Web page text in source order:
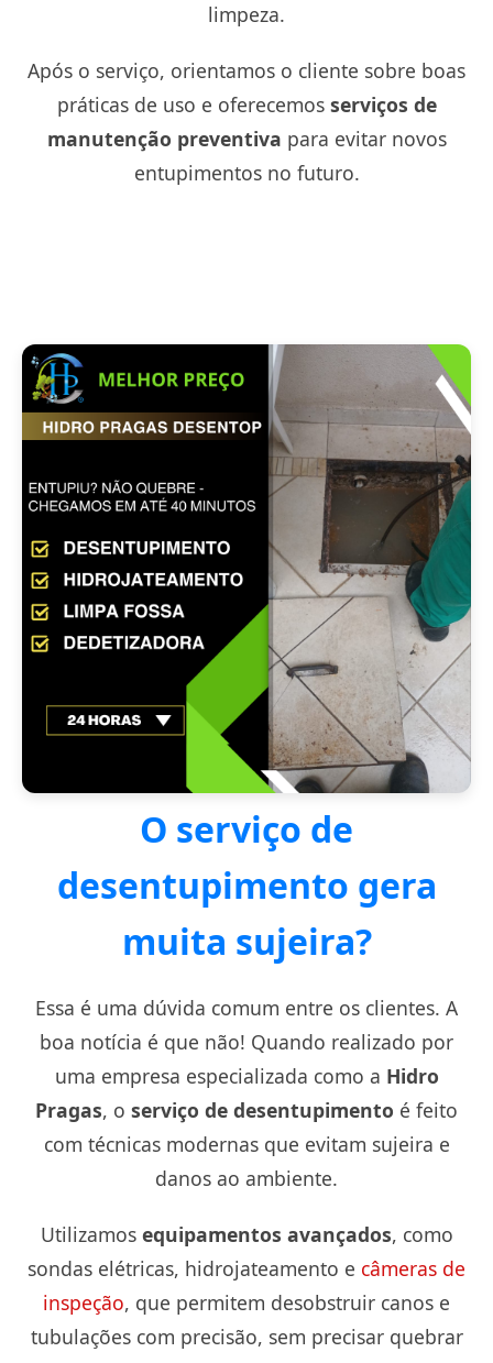
limpeza.
Após o serviço, orientamos o cliente sobre boas
práticas de uso e oferecemos serviços de
manutenção preventiva para evitar novos
entupimentos no futuro.
O serviço de
desentupimento gera
muita sujeira?
Essa é uma dúvida comum entre os clientes. A
boa notícia é que não! Quando realizado por
uma empresa especializada como a Hidro
Pragas, o serviço de desentupimento é feito
com técnicas modernas que evitam sujeira e
danos ao ambiente.
Utilizamos equipamentos avançados, como
sondas elétricas, hidrojateamento e câmeras de
inspeção, que permitem desobstruir canos e
tubulações com precisão, sem precisar quebrar